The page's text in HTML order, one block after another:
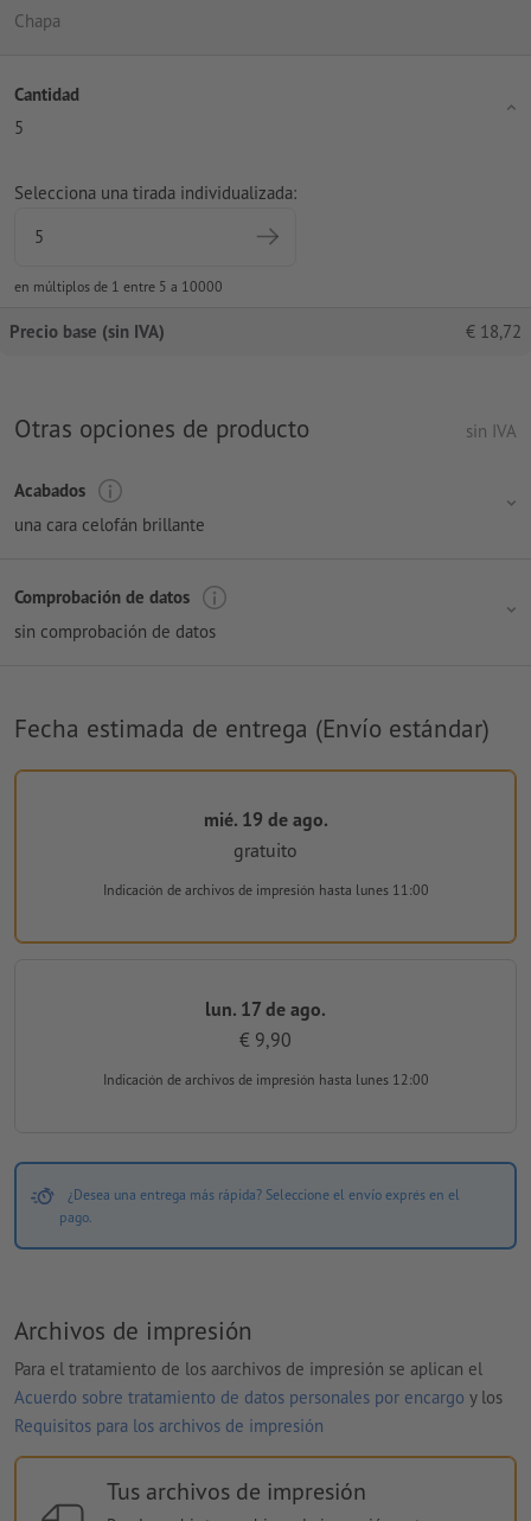
Chapa
Cantidad
5
Selecciona una tirada individualizada:
en múltiplos de 1 entre 5 a 10000
Precio base (sin IVA) € 18,72
Otras opciones de producto sin IVA
Acabados
una cara celofán brillante
Comprobación de datos
sin comprobación de datos
Fecha estimada de entrega (Envío estándar)
mié. 19 de ago.
gratuito
Indicación de archivos de impresión hasta lunes 11:00
lun. 17 de ago.
€ 9,90
Indicación de archivos de impresión hasta lunes 12:00
¿Desea una entrega más rápida? Seleccione el envío exprés en el
pago.
Archivos de impresión
Para el tratamiento de los aarchivos de impresión se aplican el
Acuerdo sobre tratamiento de datos personales por encargo y los
Requisitos para los archivos de impresión
Tus archivos de impresión